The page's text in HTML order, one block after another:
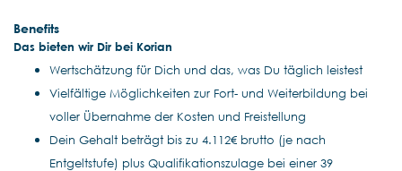
Benefits
Das bieten wir Dir bei Korian
Wertschätzung für Dich und das, was Du täglich leistest
Vielfältige Möglichkeiten zur Fort- und Weiterbildung bei
voller Übernahme der Kosten und Freistellung
Dein Gehalt beträgt bis zu 4.112€ brutto (je nach
Entgeltstufe) plus Qualifikationszulage bei einer 39